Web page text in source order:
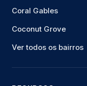
Coral Gables
Coconut Grove
Ver todos os bairros